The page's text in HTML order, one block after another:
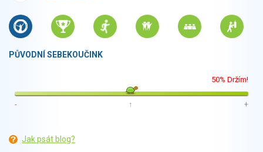
PŮVODNÍ SEBEKOUČINK
50% Držím!
- ↑ +
Jak psát blog?